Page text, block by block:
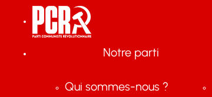
Notre parti
Qui sommes-nous ?